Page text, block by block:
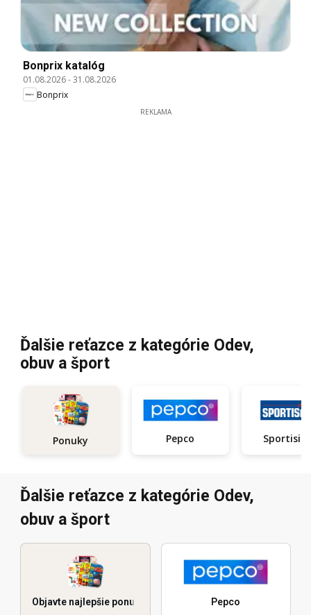
Bonprix katalóg
01.08.2026-31.08.2026
Bonprix
REKLAMA
Ďalšie reťazce z kategórie Odev,
obuv a šport
Ponuky Pepco
Ďalšie reťazce z kategórie Odev,
obuv a šport
Objavte najlepšie ponuky Pepco